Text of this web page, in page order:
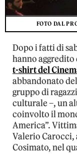
FOTO DAL
Dopo i fatti di
hanno
t-shirt del
abbandonato
gruppo di
culturale –, un
coinvolto il
America”.
Valerio Carocci,
Cosimato, nel